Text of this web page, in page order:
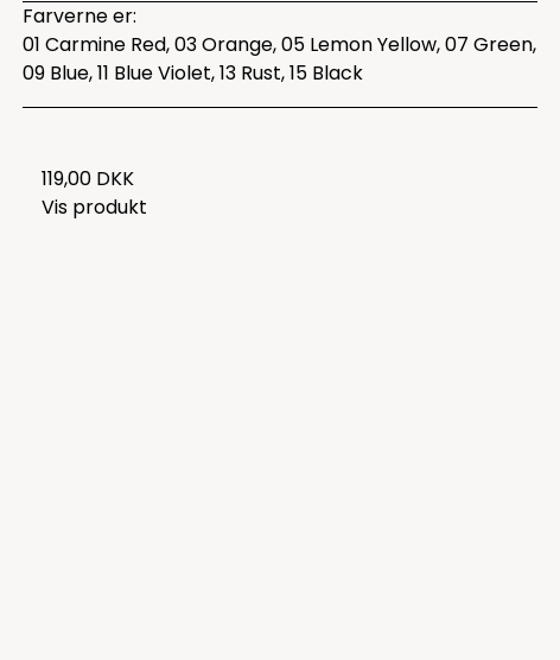
Farverne er:
01 Carmine Red, 03 Orange, 05 Lemon Yellow, 07 Green,
09 Blue, 11 Blue Violet, 13 Rust, 15 Black
119,00 DKK
Vis produkt